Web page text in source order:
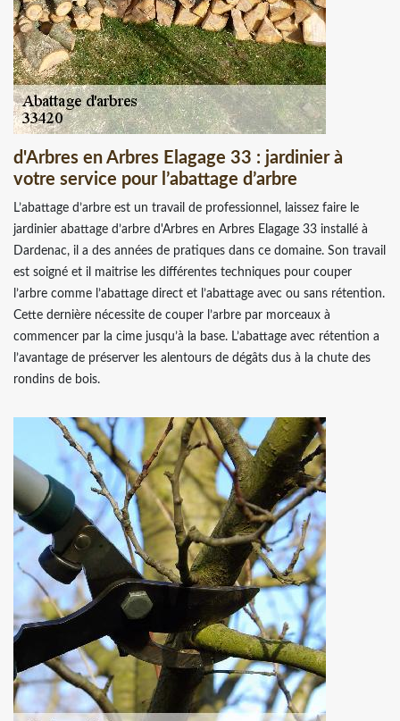
d'Arbres en Arbres Elagage 33 : jardinier à
votre service pour l’abattage d’arbre
L’abattage d’arbre est un travail de professionnel, laissez faire le
jardinier abattage d’arbre d'Arbres en Arbres Elagage 33 installé à
Dardenac, il a des années de pratiques dans ce domaine. Son travail
est soigné et il maitrise les différentes techniques pour couper
l’arbre comme l’abattage direct et l’abattage avec ou sans rétention.
Cette dernière nécessite de couper l’arbre par morceaux à
commencer par la cime jusqu’à la base. L’abattage avec rétention a
l’avantage de préserver les alentours de dégâts dus à la chute des
rondins de bois.